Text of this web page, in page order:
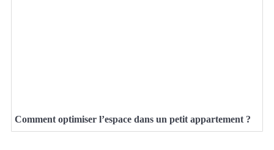
Comment optimiser l’espace dans un petit appartement ?